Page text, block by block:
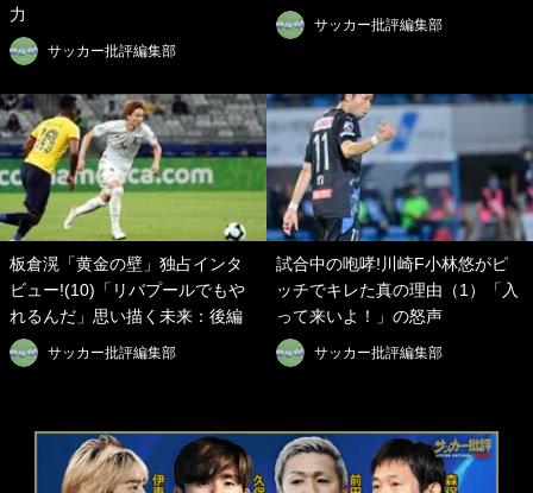
力
サッカー批評編集部
サッカー批評編集部
板倉滉「黄金の壁」独占インタ
ビュー!(10)「リバプールでもや
れるんだ」思い描く未来：後編
サッカー批評編集部
試合中の咆哮!川崎F小林悠がピ
ッチでキレた真の理由（1）「入
って来いよ！」の怒声
サッカー批評編集部